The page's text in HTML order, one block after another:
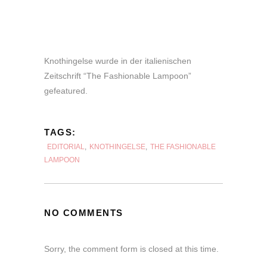
Knothingelse wurde in der italienischen
Zeitschrift “The Fashionable Lampoon”
gefeatured.
TAGS:
EDITORIAL, KNOTHINGELSE, THE FASHIONABLE
LAMPOON
NO COMMENTS
Sorry, the comment form is closed at this time.